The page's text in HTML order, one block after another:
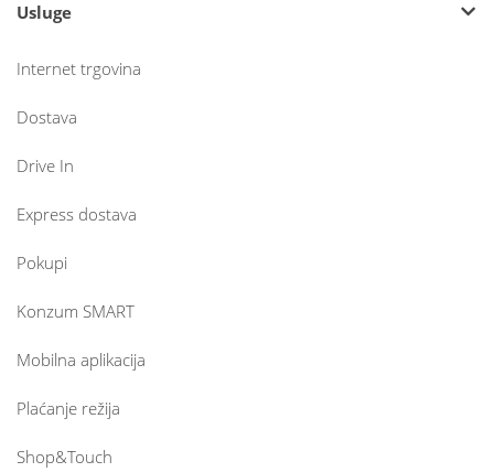
Usluge
Internet trgovina
Dostava
Drive In
Express dostava
Pokupi
Konzum SMART
Mobilna aplikacija
Plaćanje režija
Shop&Touch